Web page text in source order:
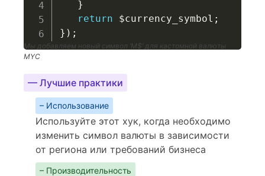
}
return
$currency_symbol ;
} ) ;
Мы добавляем новый символ ‘M$’ для кастомной валюты
MYC
— Лучшие практики
– Использование
Используйте этот хук, когда необходимо
изменить символ валюты в зависимости
от региона или требований бизнеса
– Производительность